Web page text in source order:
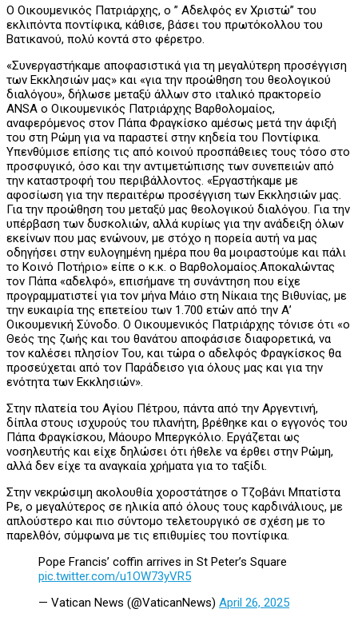
Ο Οικουμενικός Πατριάρχης, ο ” Αδελφός εν Χριστώ” του
εκλιπόντα ποντίφικα, κάθισε, βάσει του πρωτόκολλου του
Βατικανού, πολύ κοντά στο φέρετρο.
«Συνεργαστήκαμε αποφασιστικά για τη μεγαλύτερη προσέγγιση
των Εκκλησιών μας» και «για την προώθηση του θεολογικού
διαλόγου», δήλωσε μεταξύ άλλων στο ιταλικό πρακτορείο
ANSA ο Οικουμενικός Πατριάρχης Βαρθολομαίος,
αναφερόμενος στον Πάπα Φραγκίσκο αμέσως μετά την άφιξή
του στη Ρώμη για να παραστεί στην κηδεία του Ποντίφικα.
Υπενθύμισε επίσης τις από κοινού προσπάθειες τους τόσο στο
προσφυγικό, όσο και την αντιμετώπισης των συνεπειών από
την καταστροφή του περιβάλλοντος. «Εργαστήκαμε με
αφοσίωση για την περαιτέρω προσέγγιση των Εκκλησιών μας.
Για την προώθηση του μεταξύ μας θεολογικού διαλόγου. Για την
υπέρβαση των δυσκολιών, αλλά κυρίως για την ανάδειξη όλων
εκείνων που μας ενώνουν, με στόχο η πορεία αυτή να μας
οδηγήσει στην ευλογημένη ημέρα που θα μοιραστούμε και πάλι
το Κοινό Ποτήριο» είπε ο κ.κ. ο Βαρθολομαίος.Αποκαλώντας
τον Πάπα «αδελφό», επισήμανε τη συνάντηση που είχε
προγραμματιστεί για τον μήνα Μάιο στη Νίκαια της Βιθυνίας, με
την ευκαιρία της επετείου των 1.700 ετών από την Α’
Οικουμενική Σύνοδο. Ο Οικουμενικός Πατριάρχης τόνισε ότι «ο
Θεός της ζωής και του θανάτου αποφάσισε διαφορετικά, να
τον καλέσει πλησίον Του, και τώρα ο αδελφός Φραγκίσκος θα
προσεύχεται από τον Παράδεισο για όλους μας και για την
ενότητα των Εκκλησιών».
Στην πλατεία του Αγίου Πέτρου, πάντα από την Αργεντινή,
δίπλα στους ισχυρούς του πλανήτη, βρέθηκε και ο εγγονός του
Πάπα Φραγκίσκου, Μάουρο Μπεργκόλιο. Εργάζεται ως
νοσηλευτής και είχε δηλώσει ότι ήθελε να έρθει στην Ρώμη,
αλλά δεν είχε τα αναγκαία χρήματα για το ταξίδι.
Στην νεκρώσιμη ακολουθία χοροστάτησε ο Τζοβάνι Μπατίστα
Ρε, ο μεγαλύτερος σε ηλικία από όλους τους καρδινάλιους, με
απλούστερο και πιο σύντομο τελετουργικό σε σχέση με το
παρελθόν, σύμφωνα με τις επιθυμίες του ποντίφικα.
Pope Francis’ coffin arrives in St Peter’s Square
pic.twitter.com/u1OW73yVR5
— Vatican News (@VaticanNews) April 26, 2025